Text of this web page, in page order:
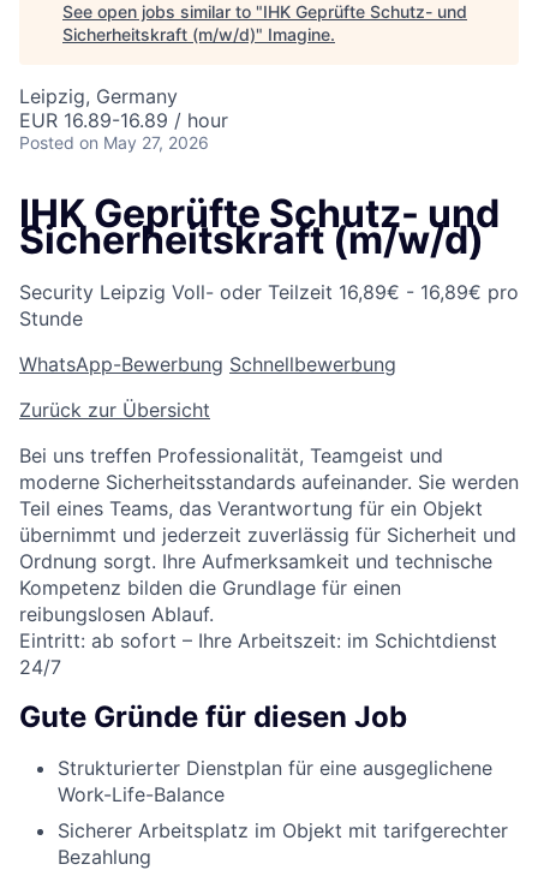
See open jobs similar to "IHK Geprüfte Schutz- und
Sicherheitskraft (m/w/d)" Imagine.
Leipzig, Germany
EUR 16.89-16.89 / hour
Posted on May 27, 2026
IHK Geprüfte Schutz- und
Sicherheitskraft (m/w/d)
Security Leipzig Voll- oder Teilzeit 16,89€ - 16,89€ pro
Stunde
WhatsApp-Bewerbung Schnellbewerbung
Zurück zur Übersicht
Bei uns treffen Professionalität, Teamgeist und
moderne Sicherheitsstandards aufeinander. Sie werden
Teil eines Teams, das Verantwortung für ein Objekt
übernimmt und jederzeit zuverlässig für Sicherheit und
Ordnung sorgt. Ihre Aufmerksamkeit und technische
Kompetenz bilden die Grundlage für einen
reibungslosen Ablauf.
Eintritt: ab sofort – Ihre Arbeitszeit: im Schichtdienst
24/7
Gute Gründe für diesen Job
Strukturierter Dienstplan für eine ausgeglichene
Work-Life-Balance
Sicherer Arbeitsplatz im Objekt mit tarifgerechter
Bezahlung